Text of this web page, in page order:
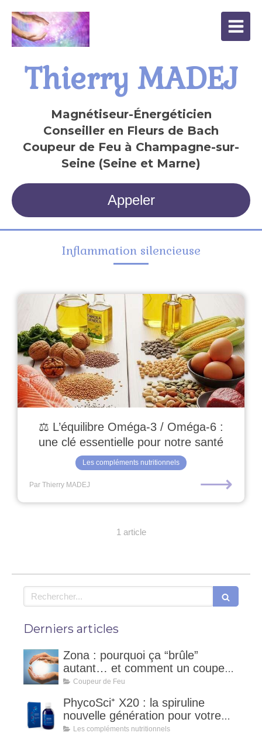
Thierry MADEJ
Magnétiseur-Énergéticien
Conseiller en Fleurs de Bach
Coupeur de Feu à Champagne-sur-
Seine (Seine et Marne)
Appeler
Inflammation silencieuse
⚖️ L’équilibre Oméga-3 / Oméga-6 :
une clé essentielle pour notre santé
Les compléments nutritionnels
Par Thierry MADEJ ⟶
1 article
Rechercher
Derniers articles
Zona : pourquoi ça “brûle”
autant… et comment un coupeur
de feu peut accompagner ?
Coupeur de Feu
PhycoSci⁺ X20 : la spiruline
nouvelle génération pour votre
vitalité naturelle
Les compléments nutritionnels